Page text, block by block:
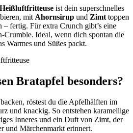
ist dein superschnelles
mit Ahornsirupund Zimttoppen
– fertig. Für extra Crunch gibt’s eine
Crumble. Ideal, wenn dich spontan die
Warmes und Süßes packt.
Bratapfel besonders?
röstest du die Apfelhälften im
und knackig. So entstehen karamellige
Inneres und ein Duft von Zimt, der
und Märchenmarkt erinnert.